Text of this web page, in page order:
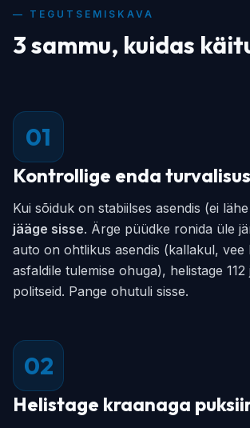
— TEGUTSEMISKAVA
3 sammu, kuidas
01
Kontrollige enda
Kui sõiduk on stabiilses asendis (ei
jääge sisse. Ärge püüdke ronida üle
auto on ohtlikus asendis (kallakul, vee
asfaldile tulemise ohuga), helistage 112
politseid. Pange ohutuli sisse.
02
Helistage kraanaga